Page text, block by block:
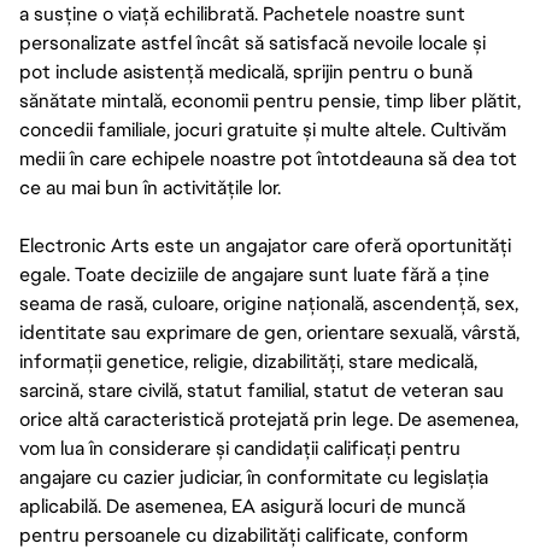
a susține o viață echilibrată. Pachetele noastre sunt
personalizate astfel încât să satisfacă nevoile locale și
pot include asistență medicală, sprijin pentru o bună
sănătate mintală, economii pentru pensie, timp liber plătit,
concedii familiale, jocuri gratuite și multe altele. Cultivăm
medii în care echipele noastre pot întotdeauna să dea tot
ce au mai bun în activitățile lor.
Electronic Arts este un angajator care oferă oportunități
egale. Toate deciziile de angajare sunt luate fără a ține
seama de rasă, culoare, origine națională, ascendență, sex,
identitate sau exprimare de gen, orientare sexuală, vârstă,
informații genetice, religie, dizabilități, stare medicală,
sarcină, stare civilă, statut familial, statut de veteran sau
orice altă caracteristică protejată prin lege. De asemenea,
vom lua în considerare și candidații calificați pentru
angajare cu cazier judiciar, în conformitate cu legislația
aplicabilă. De asemenea, EA asigură locuri de muncă
pentru persoanele cu dizabilități calificate, conform